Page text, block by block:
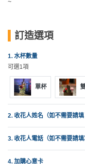
置
品
即
食
即
煮
系
列
婚
親
子
活
動
器
侶
願
清
~
訂造選項
1. 水杯數量
可選1項
單杯
2. 收花人姓名（如不需要請填
3. 收花人電話（如不需要請填
4. 加購心意卡